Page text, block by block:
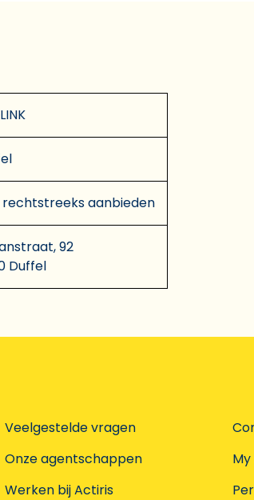
rechtstreeks aanbieden
92
Duffel
Veelgestelde vragen
Onze agentschappen
Werken bij Actiris